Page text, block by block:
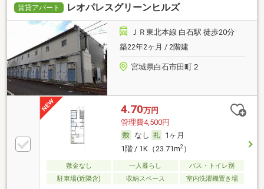
賃貸アパート レオパレスグリーンヒルズ
ＪＲ東北本線 白石駅 徒歩20分
築22年2ヶ月 / 2階建
宮城県白石市田町２
4.70万円
管理費4,500円
なし
1ヶ月
1階 / 1K（23.71m2）
敷金なし 一人暮らし
バス・トイレ別
駐車場(近隣含)
収納スペース 室内洗濯機置き場